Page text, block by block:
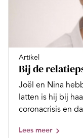
Artikel
Bij de
Joël en Nina
latten is hij bij
coronacrisis en
Lees meer